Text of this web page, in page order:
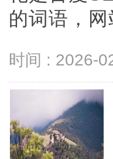
的词语，
时间 : 2026-